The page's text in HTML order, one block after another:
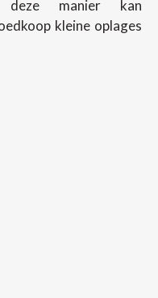
deze manier kan
kleine oplages